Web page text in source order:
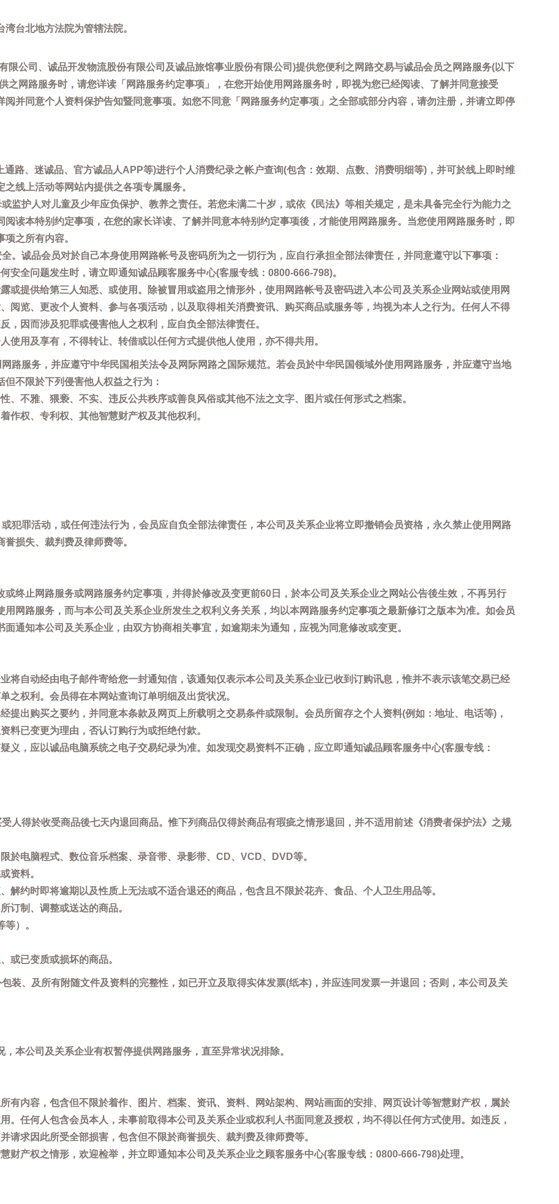
台北地方法院为管辖法院。
限公司、诚品开发物流股份有限公司及诚品旅馆事业股份有限公司)提供您便利之网路交易与诚品会员之网路服务(以下
之网路服务时，请您详读「网路服务约定事项」，在您开始使用网路服务时，即视为您已经阅读、了解并同意接受
阅并同意个人资料保护告知暨同意事项。如您不同意「网路服务约定事项」之全部或部分内容，请勿注册，并请立即停
路、迷诚品、官方诚品人APP等)进行个人消费纪录之帐户查询(包含：效期、点数、消费明细等)，并可於线上即时维
线上活动等网站内提供之各项专属服务。
监护人对儿童及少年应负保护、教养之责任。若您未满二十岁，或依《民法》等相关规定，是未具备完全行为能力之
读本特别约定事项，在您的家长详读、了解并同意本特别约定事项後，才能使用网路服务。当您使用网路服务时，即
之所有内容。
。诚品会员对於自己本身使用网路帐号及密码所为之一切行为，应自行承担全部法律责任，并同意遵守以下事项：
安全问题发生时，请立即通知诚品顾客服务中心(客服专线：0800-666-798)。
或提供给第三人知悉、或使用。除被冒用或盗用之情形外，使用网路帐号及密码进入本公司及关系企业网站或使用网
阅览、更改个人资料、参与各项活动，以及取得相关消费资讯、购买商品或服务等，均视为本人之行为。任何人不得
，因而涉及犯罪或侵害他人之权利，应自负全部法律责任。
使用及享有，不得转让、转借或以任何方式提供他人使用，亦不得共用。
路服务，并应遵守中华民国相关法令及网际网路之国际规范。若会员於中华民国领域外使用网路服务，并应遵守当地
不限於下列侵害他人权益之行为：
、不雅、猥亵、不实、违反公共秩序或善良风俗或其他不法之文字、图片或任何形式之档案。
作权、专利权、其他智慧财产权及其他权利。
犯罪活动，或任何违法行为，会员应自负全部法律责任，本公司及关系企业将立即撤销会员资格，永久禁止使用网路
损失、裁判费及律师费等。
终止网路服务或网路服务约定事项，并得於修改及变更前60日，於本公司及关系企业之网站公告後生效，不再另行
网路服务，而与本公司及关系企业所发生之权利义务关系，均以本网路服务约定事项之最新修订之版本为准。如会员
通知本公司及关系企业，由双方协商相关事宜，如逾期未为通知，应视为同意修改或变更。
将自动经由电子邮件寄给您一封通知信，该通知仅表示本公司及关系企业已收到订购讯息，惟并不表示该笔交易已经
之权利。会员得在本网站查询订单明细及出货状况。
提出购买之要约，并同意本条款及网页上所载明之交易条件或限制。会员所留存之个人资料(例如：地址、电话等)，
料已变更为理由，否认订购行为或拒绝付款。
义，应以诚品电脑系统之电子交易纪录为准。如发现交易资料不正确，应立即通知诚品顾客服务中心(客服专线：
人得於收受商品後七天内退回商品。惟下列商品仅得於商品有瑕疵之情形退回，并不适用前述《消费者保护法》之规
於电脑程式、数位音乐档案、录音带、录影带、CD、VCD、DVD等。
资料。
解约时即将逾期以及性质上无法或不适合退还的商品，包含且不限於花卉、食品、个人卫生用品等。
订制、调整或送达的商品。
）。
或已变质或损坏的商品。
装、及所有附随文件及资料的完整性，如已开立及取得实体发票(纸本)，并应连同发票一并退回；否则，本公司及关
本公司及关系企业有权暂停提供网路服务，直至异常状况排除。
有内容，包含但不限於着作、图片、档案、资讯、资料、网站架构、网站画面的安排、网页设计等智慧财产权，属於
。任何人包含会员本人，未事前取得本公司及关系企业或权利人书面同意及授权，均不得以任何方式使用。如违反，
请求因此所受全部损害，包含但不限於商誉损失、裁判费及律师费等。
财产权之情形，欢迎检举，并立即通知本公司及关系企业之顾客服务中心(客服专线：0800-666-798)处理。